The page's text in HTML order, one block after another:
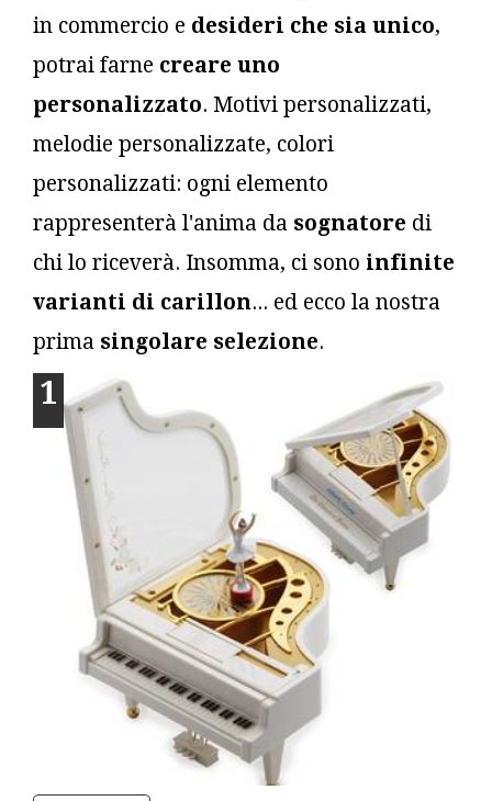
in commercio e desideri che sia unico,
potrai farne creare uno
personalizzato. Motivi personalizzati,
melodie personalizzate, colori
personalizzati: ogni elemento
rappresenterà l'anima da sognatore di
chi lo riceverà. Insomma, ci sono infinite
varianti di carillon... ed ecco la nostra
prima singolare selezione.
1